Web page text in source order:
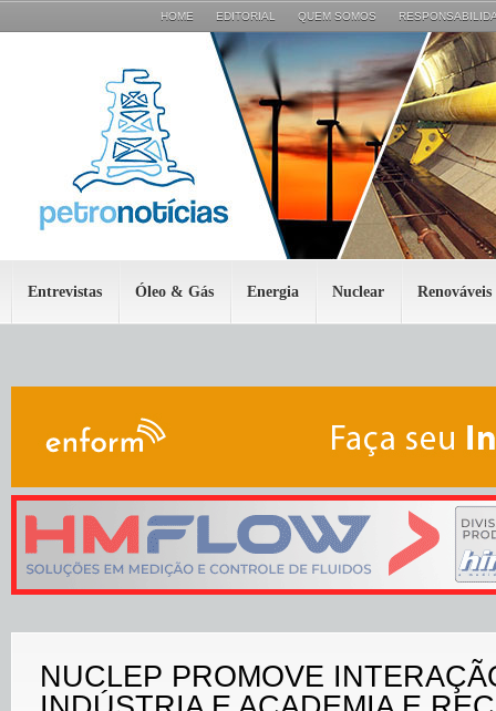
HOME EDITORIAL QUEM SOMOS
Entrevistas Óleo & Gás Energia Nuclear Renováveis
NUCLEP PROMOVE